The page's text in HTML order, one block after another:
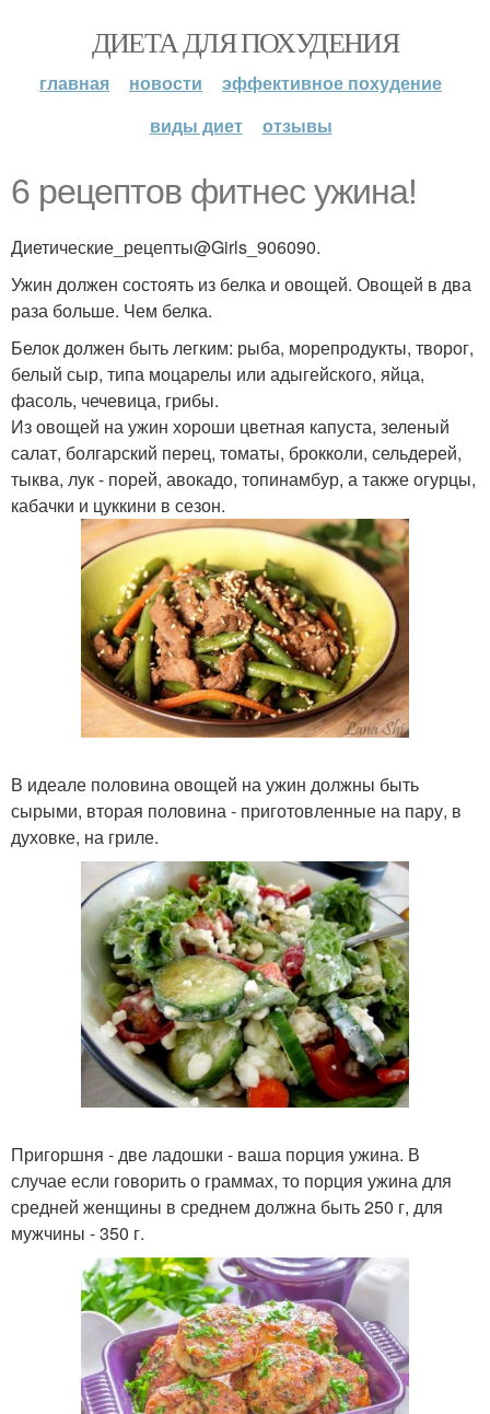
ДИЕТА ДЛЯ ПОХУДЕНИЯ
главная новости
эффективное похудение
виды диет
отзывы
6 рецептов фитнес ужина!
Диетические_рецепты@Girls_906090.
Ужин должен состоять из белка и овощей. Овощей в два
раза больше. Чем белка.
Белок должен быть легким: рыба, морепродукты, творог,
белый сыр, типа моцарелы или адыгейского, яйца,
фасоль, чечевица, грибы.
Из овощей на ужин хороши цветная капуста, зеленый
салат, болгарский перец, томаты, брокколи, сельдерей,
тыква, лук - порей, авокадо, топинамбур, а также огурцы,
кабачки и цуккини в сезон.
В идеале половина овощей на ужин должны быть
сырыми, вторая половина - приготовленные на пару, в
духовке, на гриле.
Пригоршня - две ладошки - ваша порция ужина. В
случае если говорить о граммах, то порция ужина для
средней женщины в среднем должна быть 250 г, для
мужчины - 350 г.